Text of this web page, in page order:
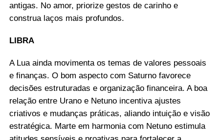
antigas. No amor, priorize gestos de carinho e
construa laços mais profundos.
LIBRA
A Lua ainda movimenta os temas de valores pessoais
e finanças. O bom aspecto com Saturno favorece
decisões estruturadas e organização financeira. A boa
relação entre Urano e Netuno incentiva ajustes
criativos e mudanças práticas, aliando intuição e visão
estratégica. Marte em harmonia com Netuno estimula